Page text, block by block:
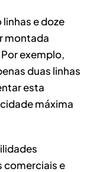
e doze
montada
exemplo,
duas linhas
esta
máxima
comerciais e